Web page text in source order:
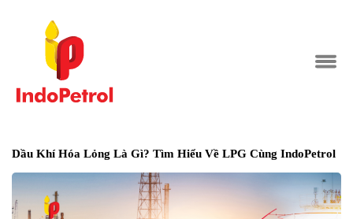
Dầu Khí Hóa Lỏng Là Gì? Tìm Hiểu Về LPG Cùng IndoPetrol